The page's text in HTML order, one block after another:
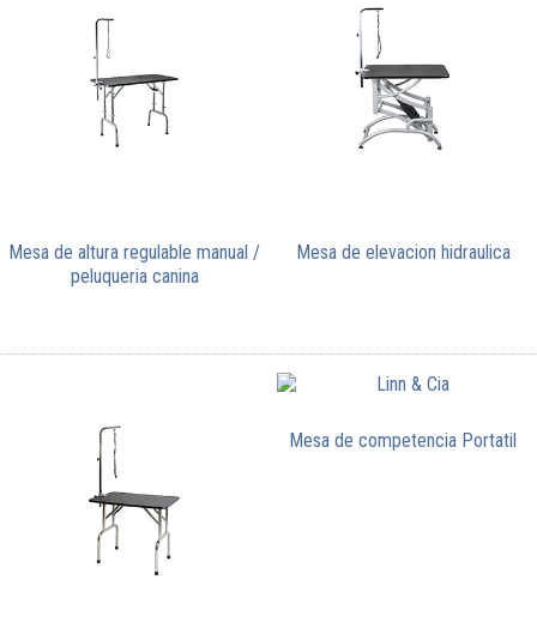
Mesa de altura regulable manual /
peluqueria canina
Mesa de elevacion hidraulica
Mesa de competencia Portatil